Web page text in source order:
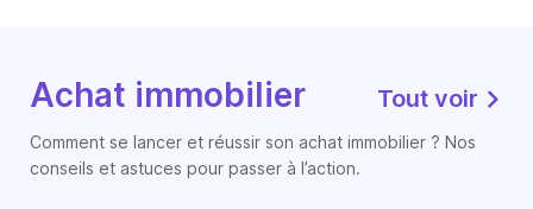
Achat immobilier Tout voir
Comment se lancer et réussir son achat immobilier ? Nos
conseils et astuces pour passer à l’action.